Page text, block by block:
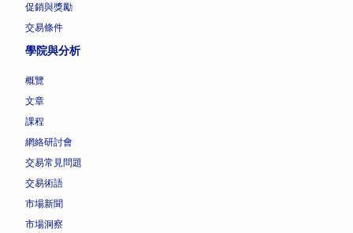
促銷與獎勵
交易條件
學院與分析
概覽
文章
課程
網絡研討會
交易常見問題
交易術語
市場新聞
市場洞察